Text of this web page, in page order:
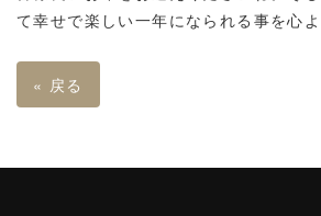
て幸せで楽しい一年になられる事を心
« 戻る